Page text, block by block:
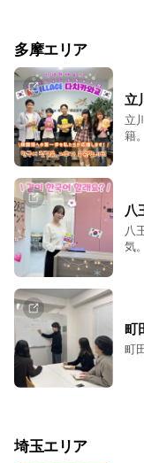
多摩エリア
立
立
籍。
八
八
気。
町
町
埼玉エリア